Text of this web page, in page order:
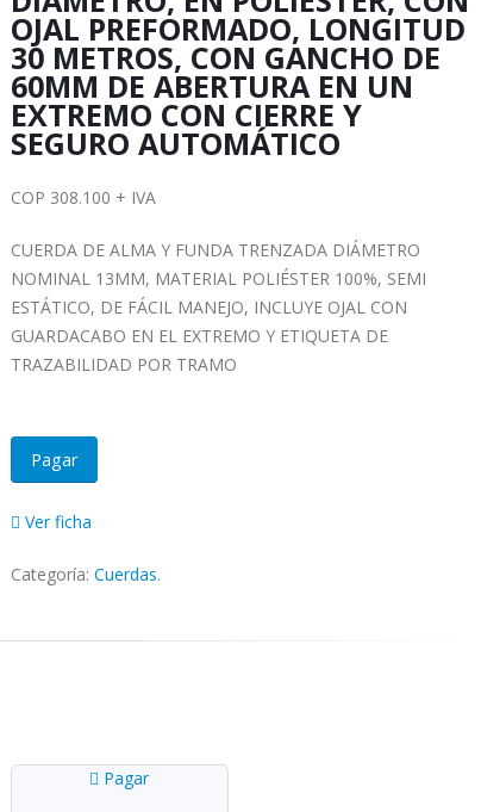
OJAL PREFORMADO, LONGITUD
30 METROS, CON GANCHO DE
60MM DE ABERTURA EN UN
EXTREMO CON CIERRE Y
SEGURO AUTOMÁTICO
COP 308.100 + IVA
CUERDA DE ALMA Y FUNDA TRENZADA DIÁMETRO
NOMINAL 13MM, MATERIAL POLIÉSTER 100%, SEMI
ESTÁTICO, DE FÁCIL MANEJO, INCLUYE OJAL CON
GUARDACABO EN EL EXTREMO Y ETIQUETA DE
TRAZABILIDAD POR TRAMO
Pagar
Ver ficha
Categoría: Cuerdas.
Pagar